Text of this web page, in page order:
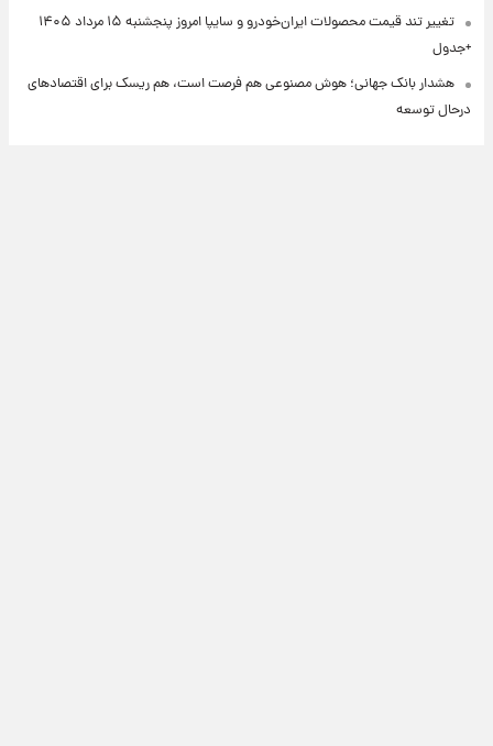
تغییر تند قیمت محصولات ایران‌خودرو و سایپا امروز پنجشنبه ۱۵ مرداد ۱۴۰۵
+جدول
هشدار بانک جهانی؛ هوش مصنوعی هم فرصت است، هم ریسک برای اقتصادهای
درحال توسعه